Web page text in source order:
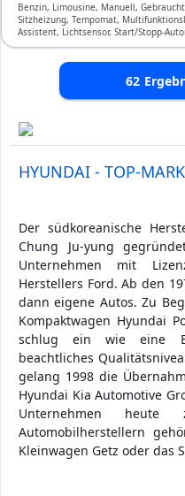
Benzin, Limousine, Manuell,
Sitzheizung, Tempomat,
Assistent, Lichtsensor, Start/Stopp-
ABS, Klimaanlage, Front-, Seiten- und
62
HYUNDAI - TOP-
Der südkoreanische
Chung Ju-yung
Unternehmen mit
Herstellers Ford. Ab den
dann eigene Autos. Zu
Kompaktwagen Hyundai
schlug ein wie eine
beachtliches
gelang 1998 die
Hyundai Kia Automotive
Unternehmen
Automobilherstellern
Kleinwagen Getz oder das